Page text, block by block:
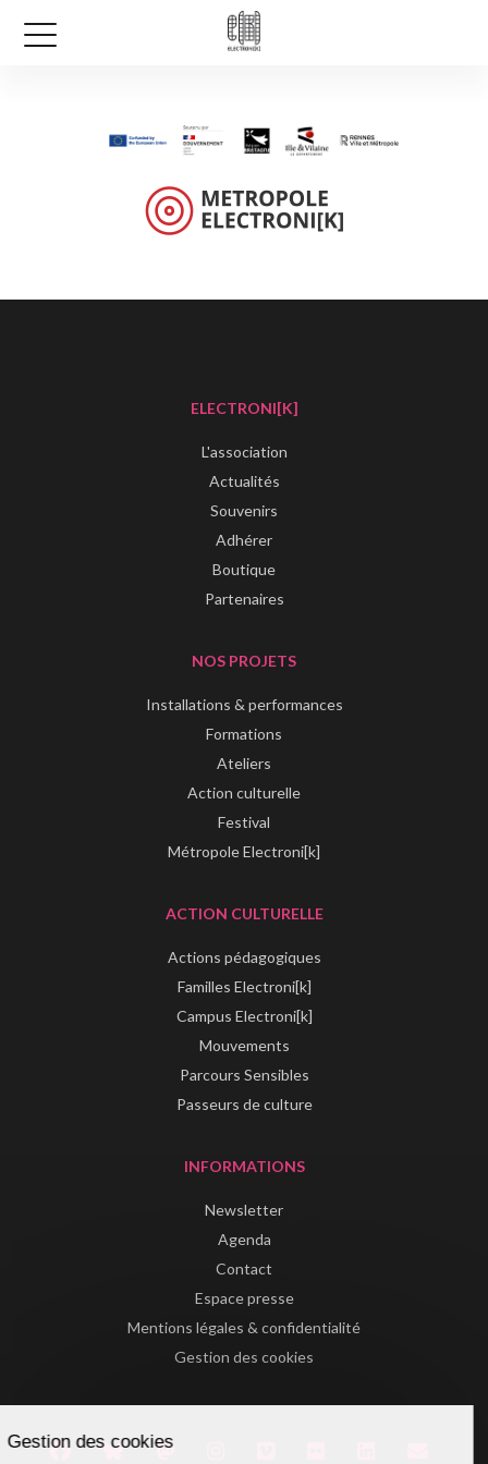
ELECTRONI[K]
L'association
Actualités
Souvenirs
Adhérer
Boutique
Partenaires
NOS PROJETS
Installations & performances
Formations
Ateliers
Action culturelle
Festival
Métropole Electroni[k]
ACTION CULTURELLE
Actions pédagogiques
Familles Electroni[k]
Campus Electroni[k]
Mouvements
Parcours Sensibles
Passeurs de culture
INFORMATIONS
Newsletter
Agenda
Contact
Espace presse
Mentions légales & confidentialité
Gestion des cookies
Gestion des cookies